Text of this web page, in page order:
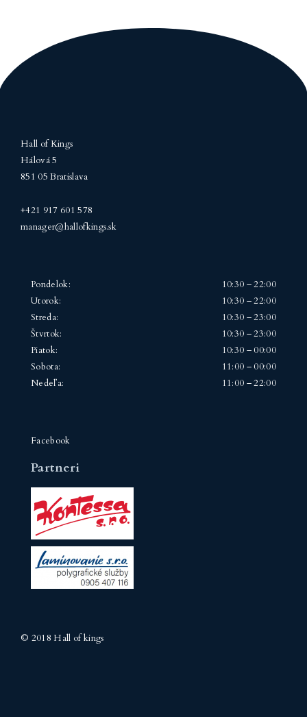
Hall of Kings
Hálová 5
851 05 Bratislava
+421 917 601 578
manager@hallofkings.sk
Pondelok:
10:30 – 22:00
Utorok:
10:30 – 22:00
Streda:
10:30 – 23:00
Štvrtok:
10:30 – 23:00
Piatok:
10:30 – 00:00
Sobota:
11:00 – 00:00
Nedeľa:
11:00 – 22:00
Facebook
Partneri
© 2018 Hall of kings